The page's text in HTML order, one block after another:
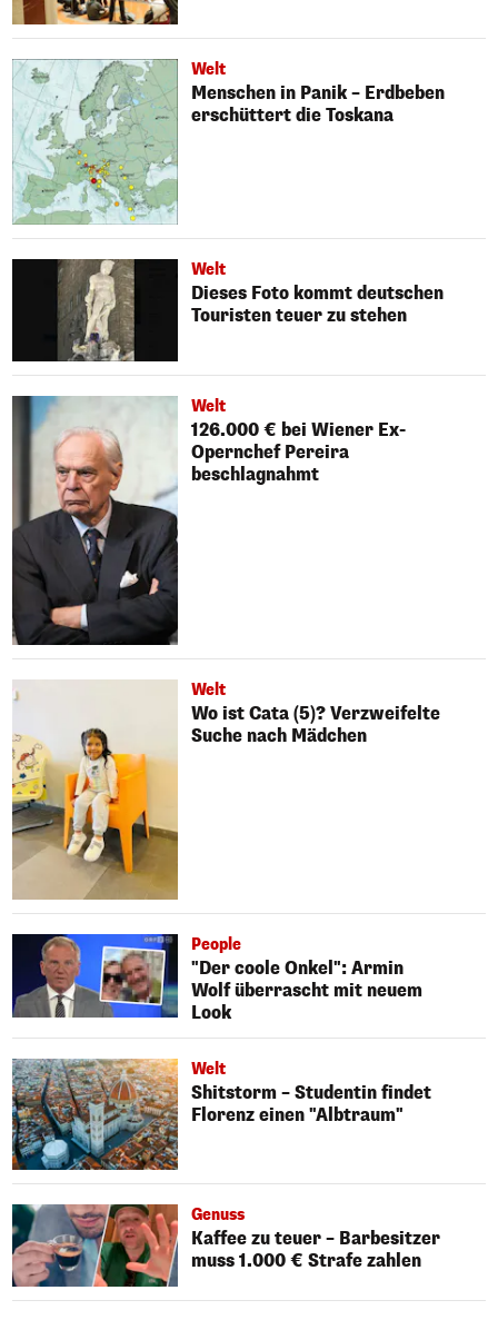
Welt
Menschen in Panik – Erdbeben
erschüttert die Toskana
Welt
Dieses Foto kommt deutschen
Touristen teuer zu stehen
Welt
126.000 € bei Wiener Ex-
Opernchef Pereira
beschlagnahmt
Welt
Wo ist Cata (5)? Verzweifelte
Suche nach Mädchen
People
"Der coole Onkel": Armin
Wolf überrascht mit neuem
Look
Welt
Shitstorm – Studentin findet
Florenz einen "Albtraum"
Genuss
Kaffee zu teuer – Barbesitzer
muss 1.000 € Strafe zahlen